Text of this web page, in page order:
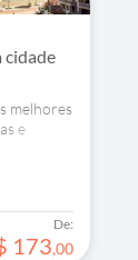
cidade
melhores
e
De:
173,00